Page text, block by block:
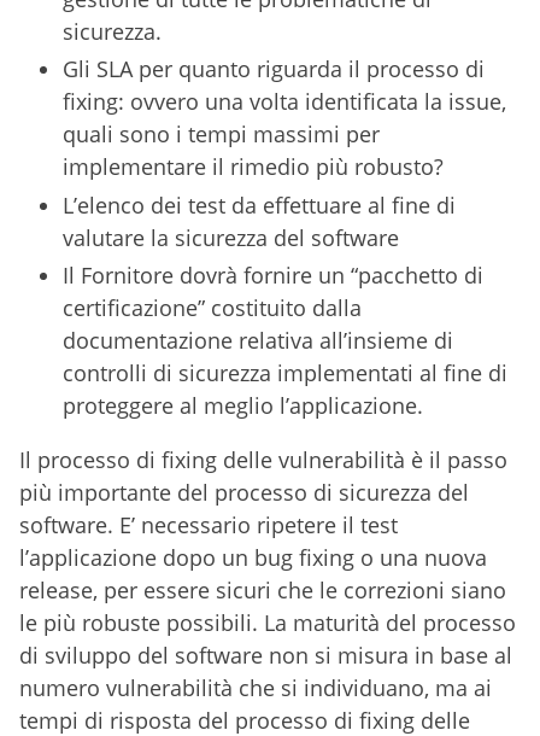
sicurezza.
Gli SLA per quanto riguarda il processo di
fixing: ovvero una volta identificata la issue,
quali sono i tempi massimi per
implementare il rimedio più robusto?
L’elenco dei test da effettuare al fine di
valutare la sicurezza del software
Il Fornitore dovrà fornire un “pacchetto di
certificazione” costituito dalla
documentazione relativa all’insieme di
controlli di sicurezza implementati al fine di
proteggere al meglio l’applicazione.
Il processo di fixing delle vulnerabilità è il passo
più importante del processo di sicurezza del
software. E’ necessario ripetere il test
l’applicazione dopo un bug fixing o una nuova
release, per essere sicuri che le correzioni siano
le più robuste possibili. La maturità del processo
di sviluppo del software non si misura in base al
numero vulnerabilità che si individuano, ma ai
tempi di risposta del processo di fixing delle